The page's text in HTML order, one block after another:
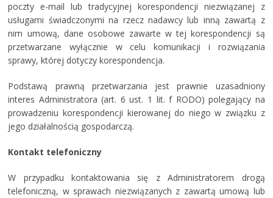
poczty e-mail lub tradycyjnej korespondencji niezwiązanej z
usługami świadczonymi na rzecz nadawcy lub inną zawartą z
nim umową, dane osobowe zawarte w tej korespondencji są
przetwarzane wyłącznie w celu komunikacji i rozwiązania
sprawy, której dotyczy korespondencja.
Podstawą prawną przetwarzania jest prawnie uzasadniony
interes Administratora (art. 6 ust. 1 lit. f RODO) polegający na
prowadzeniu korespondencji kierowanej do niego w związku z
jego działalnością gospodarczą.
Kontakt telefoniczny
W przypadku kontaktowania się z Administratorem drogą
telefoniczną, w sprawach niezwiązanych z zawartą umową lub